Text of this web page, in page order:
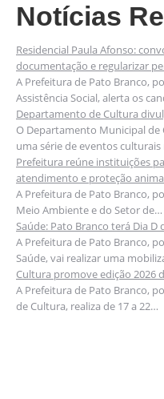
Notícias
Residencial Paula Afonso:
documentação e regularizar
A Prefeitura de Pato Branco,
Assistência Social, alerta os
Departamento de Cultura
O Departamento Municipal
uma série de eventos
Prefeitura reúne instituições
atendimento e proteção
A Prefeitura de Pato Branco,
Meio Ambiente e do Setor de…
Saúde: Pato Branco terá Dia D
A Prefeitura de Pato Branco,
Saúde, vai realizar uma
Cultura promove edição 2026
A Prefeitura de Pato Branco,
de Cultura, realiza de 17 a 22…